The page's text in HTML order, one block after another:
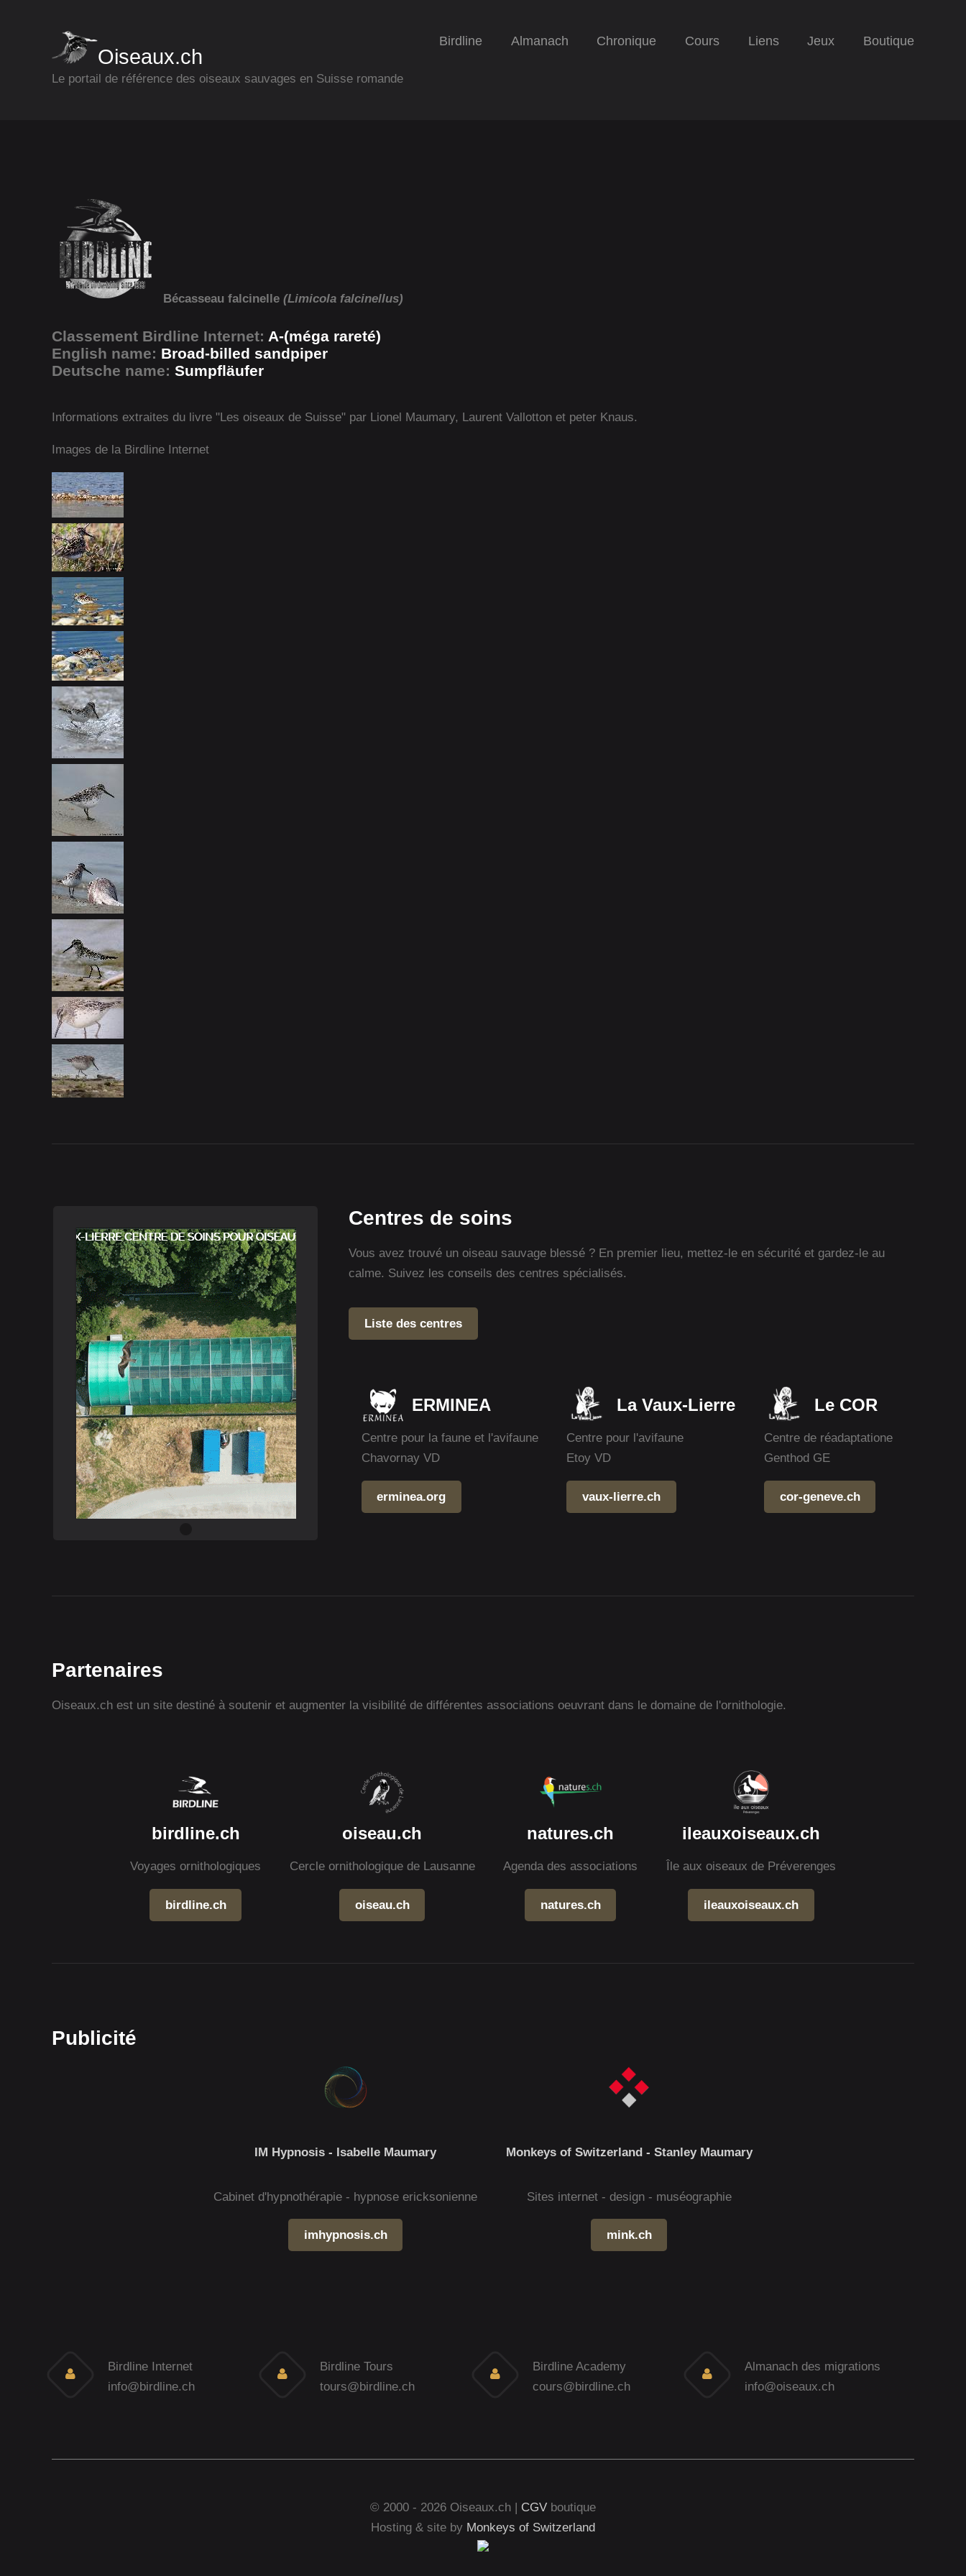
Oiseaux.ch
Le portail de référence des oiseaux sauvages en Suisse romande
Birdline Almanach Chronique Cours Liens Jeux Boutique
Bécasseau falcinelle (Limicola falcinellus)
Classement Birdline Internet: A-(méga rareté)
English name: Broad-billed sandpiper
Deutsche name: Sumpfläufer
Informations extraites du livre "Les oiseaux de Suisse" par Lionel Maumary, Laurent Vallotton et peter Knaus.
Images de la Birdline Internet
Centres de soins
Vous avez trouvé un oiseau sauvage blessé ? En premier lieu, mettez-le en sécurité et gardez-le au
calme. Suivez les conseils des centres spécialisés.
Liste des centres
ERMINEA
Centre pour la faune et l'avifaune
Chavornay VD
erminea.org
La Vaux-Lierre
Centre pour l'avifaune
Etoy VD
vaux-lierre.ch
Le COR
Centre de réadaptatione
Genthod GE
cor-geneve.ch
Partenaires
Oiseaux.ch est un site destiné à soutenir et augmenter la visibilité de différentes associations oeuvrant dans le domaine de l'ornithologie.
birdline.ch
Voyages ornithologiques
birdline.ch
oiseau.ch
Cercle ornithologique de Lausanne
oiseau.ch
natures.ch
Agenda des associations
natures.ch
ileauxoiseaux.ch
Île aux oiseaux de Préverenges
ileauxoiseaux.ch
Publicité
IM Hypnosis - Isabelle Maumary
Cabinet d'hypnothérapie - hypnose ericksonienne
imhypnosis.ch
Monkeys of Switzerland - Stanley Maumary
Sites internet - design - muséographie
mink.ch
Birdline Internet
info@birdline.ch
Birdline Tours
tours@birdline.ch
Birdline Academy
cours@birdline.ch
Almanach des migrations
info@oiseaux.ch
© 2000 - 2026 Oiseaux.ch | CGV boutique
Hosting & site by Monkeys of Switzerland